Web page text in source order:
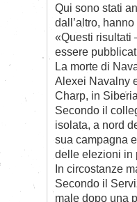
Qui sono stati
dall’altro,
«Questi risultati
essere
La morte di
Alexei Navalny
Charp, in
Secondo il
isolata, a nord
sua campagna
delle elezioni in
In circostanze
Secondo il
male dopo una